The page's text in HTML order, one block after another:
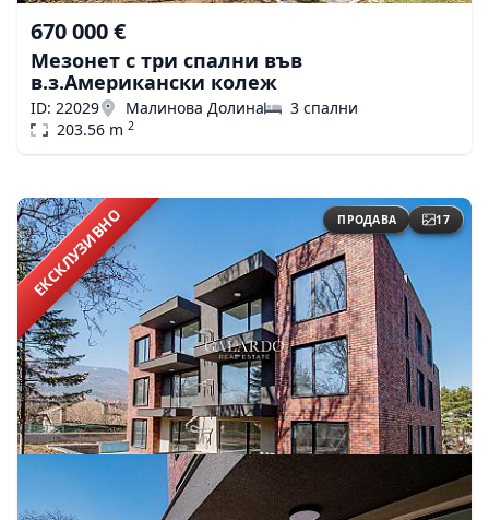
670 000 €
Мезонет с три спални във
в.з.Американски колеж
ID: 22029 Малинова Долина
3 спални
203.56 m 2
ЕКСКЛУЗИВНО ПРОДАВА 17